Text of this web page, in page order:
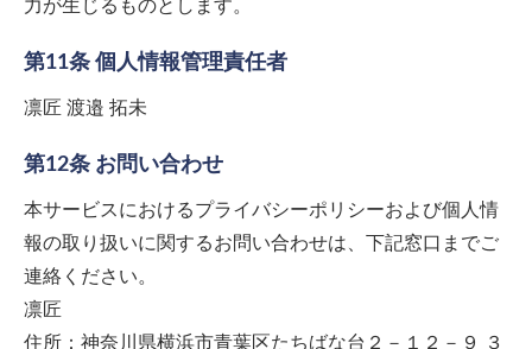
力が生じるものとします。
第11条 個人情報管理責任者
凛匠 渡邉 拓未
第12条 お問い合わせ
本サービスにおけるプライバシーポリシーおよび個人情
報の取り扱いに関するお問い合わせは、下記窓口までご
連絡ください。
凛匠
住所：神奈川県横浜市青葉区たちばな台２－１２－９ ３